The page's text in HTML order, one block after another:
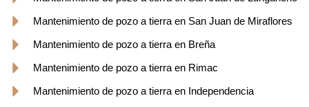
Mantenimiento de pozo a tierra en San Juan de Miraflores
Mantenimiento de pozo a tierra en Breña
Mantenimiento de pozo a tierra en Rimac
Mantenimiento de pozo a tierra en Independencia